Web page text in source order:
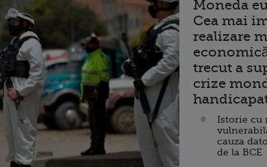
Moneda
Cea mai
realizare
trecut a
crize
Istorie cu
cauza
de la BCE